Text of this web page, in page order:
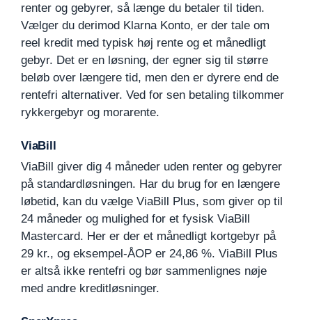
renter og gebyrer, så længe du betaler til tiden.
Vælger du derimod Klarna Konto, er der tale om
reel kredit med typisk høj rente og et månedligt
gebyr. Det er en løsning, der egner sig til større
beløb over længere tid, men den er dyrere end de
rentefri alternativer. Ved for sen betaling tilkommer
rykkergebyr og morarente.
ViaBill
ViaBill giver dig 4 måneder uden renter og gebyrer
på standardløsningen. Har du brug for en længere
løbetid, kan du vælge ViaBill Plus, som giver op til
24 måneder og mulighed for et fysisk ViaBill
Mastercard. Her er der et månedligt kortgebyr på
29 kr., og eksempel-ÅOP er 24,86 %. ViaBill Plus
er altså ikke rentefri og bør sammenlignes nøje
med andre kreditløsninger.